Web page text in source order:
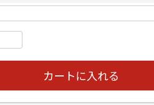
カートに入れる